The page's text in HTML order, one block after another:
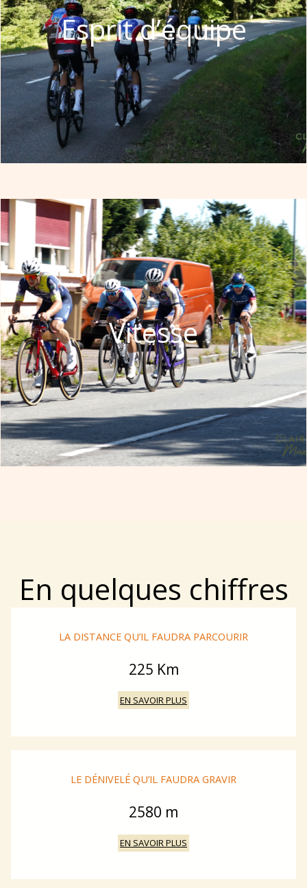
Esprit d’équipe
Vitesse
En quelques chiffres
LA DISTANCE QU’IL FAUDRA PARCOURIR
225 Km
EN SAVOIR PLUS
LE DÉNIVELÉ QU’IL FAUDRA GRAVIR
2580 m
EN SAVOIR PLUS